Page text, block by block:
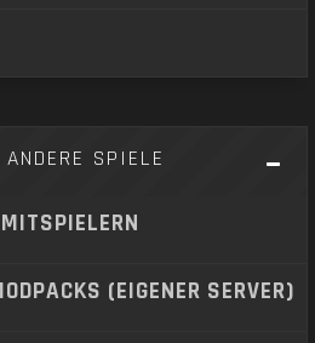
ANDERE SPIELE
(EIGENER SERVER)